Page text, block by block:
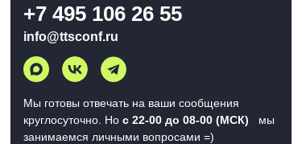
+7 495 106 26 55
info@ttsconf.ru
Мы готовы отвечать на ваши сообщения
круглосуточно. Но с 22-00 до 08-00 (МСК)
мы
занимаемся личными вопросами =)